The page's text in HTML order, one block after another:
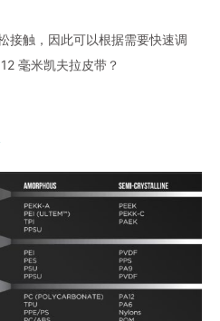
接触，因此可以根据需要快速调
毫米凯夫拉皮带？